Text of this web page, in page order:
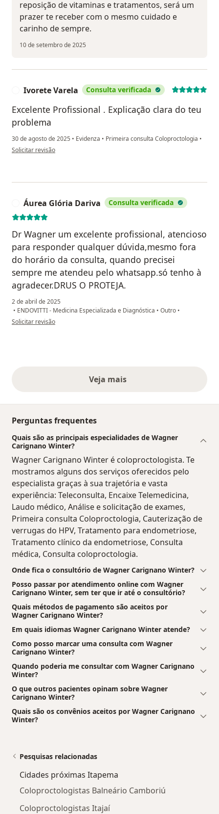
reposição de vitaminas e tratamentos, será um
prazer te receber com o mesmo cuidado e
carinho de sempre.
10 de setembro de 2025
Ivorete Varela Consulta verificada
Excelente Profissional . Explicação clara do teu
problema
30 de agosto de 2025 • Evidenza • Primeira consulta Coloproctologia •
na opinião do utilizador Ivorete Varela
Solicitar revisão
Áurea Glória Dariva Consulta verificada
Dr Wagner um excelente profissional, atencioso
para responder qualquer dúvida,mesmo fora
do horário da consulta, quando precisei
sempre me atendeu pelo whatsapp.só tenho à
agradecer.DRUS O PROTEJA.
2 de abril de 2025
• ENDOVITTI - Medicina Especializada e Diagnóstica • Outro •
na opinião do utilizador Áurea Glória Dariva
Solicitar revisão
Veja maisopiniões acima
Perguntas frequentes
Quais são as principais especialidades de Wagner
Carignano Winter?
Wagner Carignano Winter é coloproctologista. Te
mostramos alguns dos serviços oferecidos pelo
especialista graças à sua trajetória e vasta
experiência: Teleconsulta, Encaixe Telemedicina,
Laudo médico, Análise e solicitação de exames,
Primeira consulta Coloproctologia, Cauterização de
verrugas do HPV, Tratamento para endometriose,
Tratamento clínico da endometriose, Consulta
médica, Consulta coloproctologia.
Onde fica o consultório de Wagner Carignano Winter?
Posso passar por atendimento online com Wagner
Carignano Winter, sem ter que ir até o consultório?
Quais métodos de pagamento são aceitos por
Wagner Carignano Winter?
Em quais idiomas Wagner Carignano Winter atende?
Como posso marcar uma consulta com Wagner
Carignano Winter?
Quando poderia me consultar com Wagner Carignano
Winter?
O que outros pacientes opinam sobre Wagner
Carignano Winter?
Quais são os convênios aceitos por Wagner Carignano
Winter?
Pesquisas relacionadas
Cidades próximas Itapema
Coloproctologistas Balneário Camboriú
Coloproctologistas Itajaí